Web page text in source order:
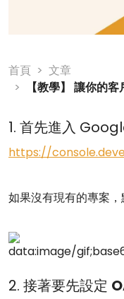
首頁
文章
【教學】 讓你的
1. 首先進入
https://
如果沒有現有的專案，
2. 接著要先設定